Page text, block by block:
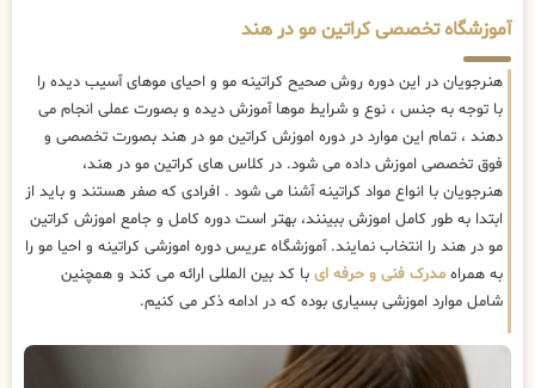
آموزشگاه تخصصی کراتین مو در هند
هنرجویان در این دوره روش صحیح کراتینه مو و احیای موهای آسیب دیده را
با توجه به جنس ، نوع و شرایط موها آموزش دیده و بصورت عملی انجام می
دهند ، تمام این موارد در دوره اموزش کراتین مو در هند بصورت تخصصی و
فوق تخصصی اموزش داده می شود. در کلاس های کراتین مو در هند،
هنرجویان با انواع مواد کراتینه آشنا می شود . افرادی که صفر هستند و باید از
ابتدا به طور کامل اموزش ببینند، بهتر است دوره کامل و جامع اموزش کراتین
مو در هند را انتخاب نمایند. آموزشگاه عریس دوره اموزشی کراتینه و احیا مو را
به همراه مدرک فنی و حرفه ای با کد بین المللی ارائه می کند و همچنین
شامل موارد اموزشی بسیاری بوده که در ادامه ذکر می کنیم.